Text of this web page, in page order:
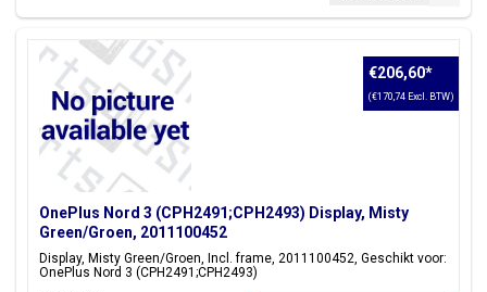
OnePlus Nord 3 (CPH2491;CPH2493) Display, Misty
Green/Groen, 2011100452
Display, Misty Green/Groen, Incl. frame, 2011100452, Geschikt voor:
OnePlus Nord 3 (CPH2491;CPH2493)
€206,60*
(€170,74 Excl. BTW)